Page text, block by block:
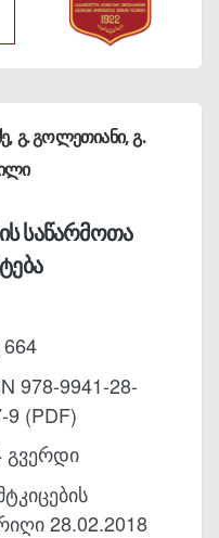
გ. გოლეთიანი, გ.
საწარმოთა
664
978-9941-28-
9 (PDF)
გვერდი
28.02.2018